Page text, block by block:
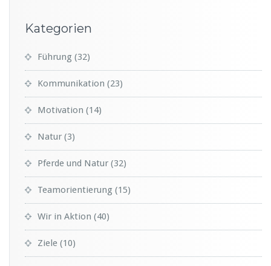
Kategorien
Führung (32)
Kommunikation (23)
Motivation (14)
Natur (3)
Pferde und Natur (32)
Teamorientierung (15)
Wir in Aktion (40)
Ziele (10)